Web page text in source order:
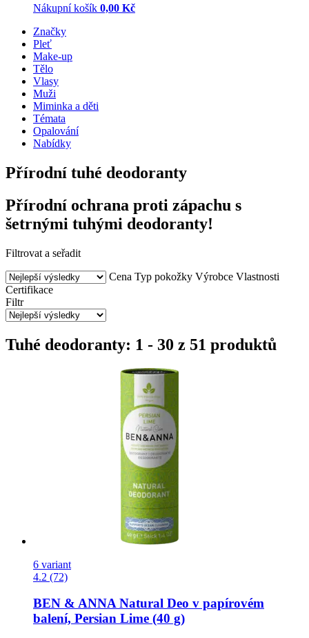
Nákupní košík 0,00 Kč
Značky
Pleť
Make-up
Tělo
Vlasy
Muži
Miminka a děti
Témata
Opalování
Nabídky
Přírodní tuhé deodoranty
Přírodní ochrana proti zápachu s
šetrnými tuhými deodoranty!
Filtrovat a seřadit
Cena Typ pokožky Výrobce Vlastnosti
Certifikace
Filtr
Tuhé deodoranty: 1 - 30 z 51 produktů
6 variant
4.2 (72)
BEN & ANNANatural Deo v papírovém
balení, Persian Lime (40 g)